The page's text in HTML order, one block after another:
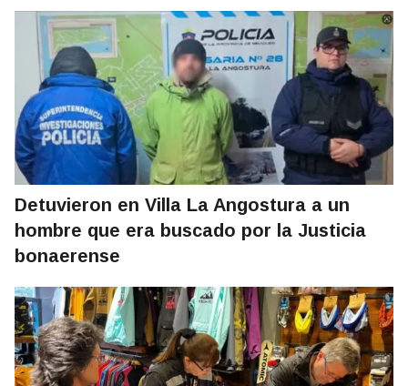
Detuvieron en Villa La Angostura a un
hombre que era buscado por la Justicia
bonaerense